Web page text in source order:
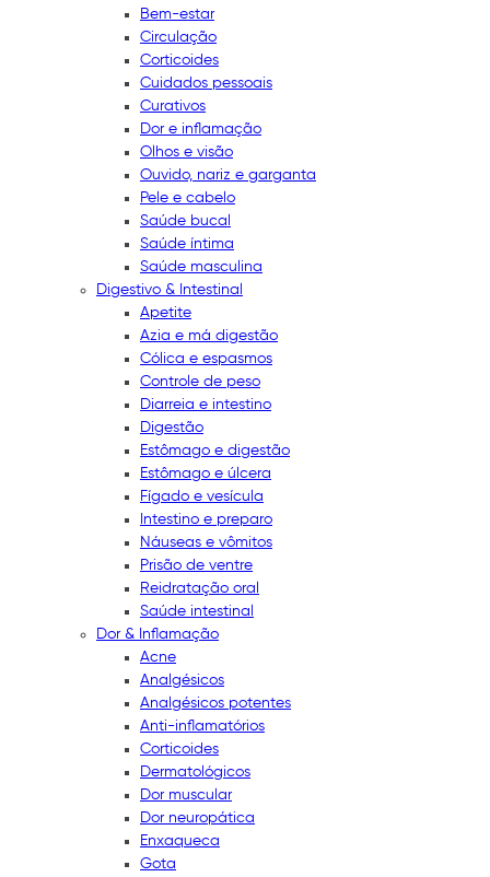
Bem-estar
Circulação
Corticoides
Cuidados pessoais
Curativos
Dor e inflamação
Olhos e visão
Ouvido, nariz e garganta
Pele e cabelo
Saúde bucal
Saúde íntima
Saúde masculina
Digestivo & Intestinal
Apetite
Azia e má digestão
Cólica e espasmos
Controle de peso
Diarreia e intestino
Digestão
Estômago e digestão
Estômago e úlcera
Fígado e vesícula
Intestino e preparo
Náuseas e vômitos
Prisão de ventre
Reidratação oral
Saúde intestinal
Dor & Inflamação
Acne
Analgésicos
Analgésicos potentes
Anti-inflamatórios
Corticoides
Dermatológicos
Dor muscular
Dor neuropática
Enxaqueca
Gota